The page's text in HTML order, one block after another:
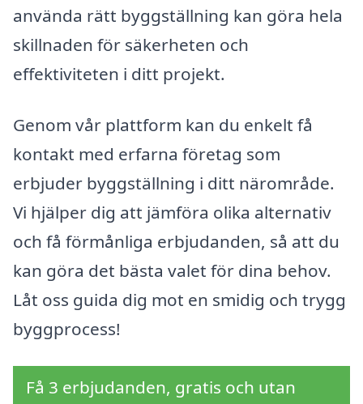
använda rätt byggställning kan göra hela
skillnaden för säkerheten och
effektiviteten i ditt projekt.
Genom vår plattform kan du enkelt få
kontakt med erfarna företag som
erbjuder byggställning i ditt närområde.
Vi hjälper dig att jämföra olika alternativ
och få förmånliga erbjudanden, så att du
kan göra det bästa valet för dina behov.
Låt oss guida dig mot en smidig och trygg
byggprocess!
Få 3 erbjudanden, gratis och utan